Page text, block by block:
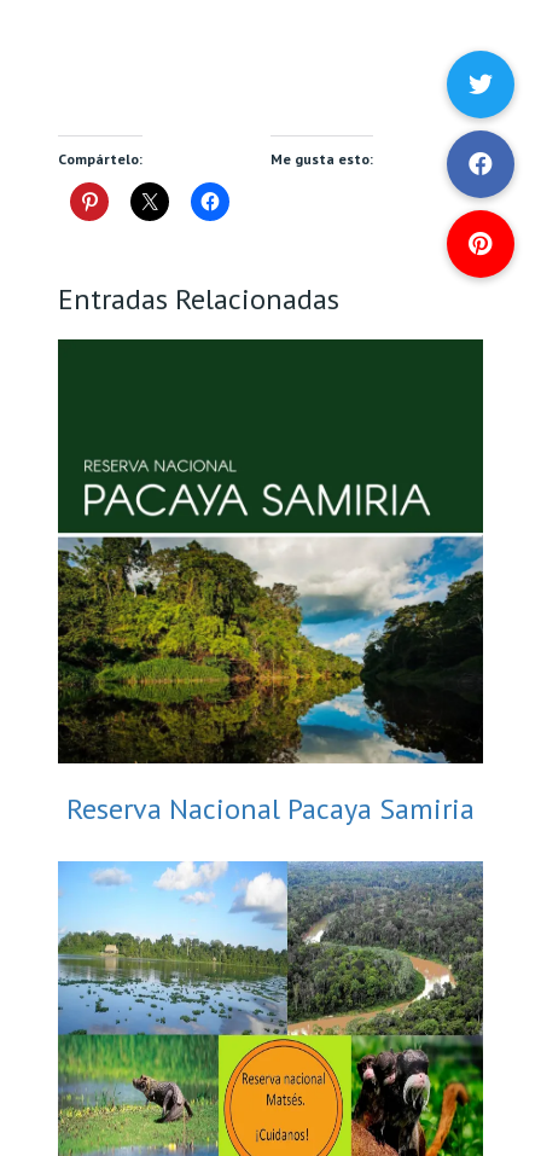
Compártelo: Me gusta esto:
Entradas Relacionadas
Reserva Nacional Pacaya Samiria